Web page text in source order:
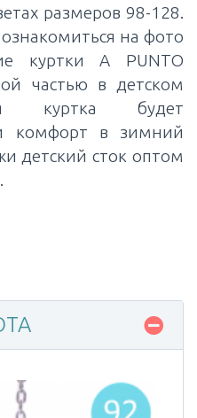
размеров 98-128.
на фото
куртки A PUNTO
частью в детском
куртка будет
комфорт в зимний
детский сток оптом